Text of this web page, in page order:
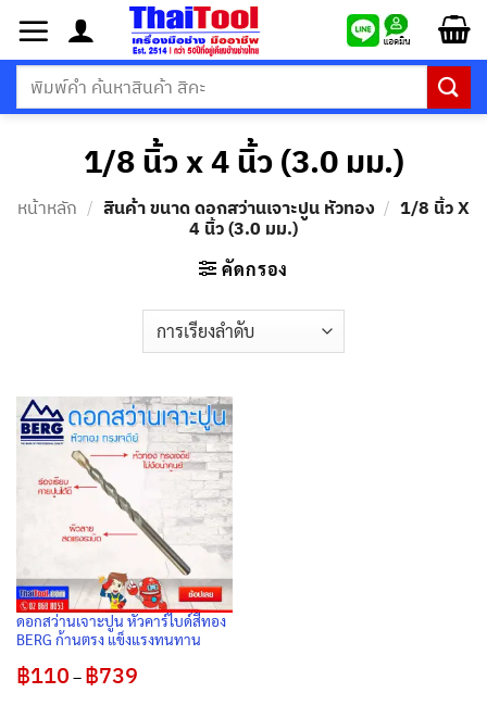
ยัง
เนื้อหา
ค้นหา:
1/8 นิ้ว x 4 นิ้ว (3.0 มม.)
หน้าหลัก / สินค้า ขนาด ดอกสว่านเจาะปูน หัวทอง / 1/8 นิ้ว X
4 นิ้ว (3.0 มม.)
คัดกรอง
ดอกสว่านเจาะปูน หัวคาร์ไบด์สีทอง
BERG ก้านตรง แข็งแรงทนทาน
฿110 – ฿739Price
range: